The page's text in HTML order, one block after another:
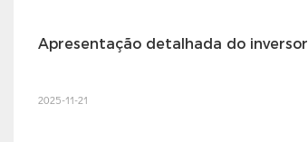
Apresentação detalhada do
2025-11-21